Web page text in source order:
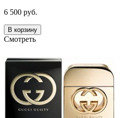
6 500 руб.
В корзину
Смотреть